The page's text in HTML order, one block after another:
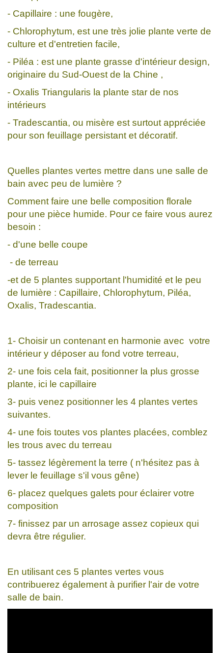
- Capillaire : une fougère,
- Chlorophytum, est une très jolie plante verte de
culture et d'entretien facile,
- Piléa : est une plante grasse d'intérieur design,
originaire du Sud-Ouest de la Chine ,
- Oxalis Triangularis la plante star de nos
intérieurs
- Tradescantia, ou misère est surtout appréciée
pour son feuillage persistant et décoratif.
Quelles plantes vertes mettre dans une salle de
bain avec peu de lumière ?
Comment faire une belle composition florale
pour une pièce humide. Pour ce faire vous aurez
besoin :
- d'une belle coupe
- de terreau
-et de 5 plantes supportant l'humidité et le peu
de lumière : Capillaire, Chlorophytum, Piléa,
Oxalis, Tradescantia.
1- Choisir un contenant en harmonie avec votre
intérieur y déposer au fond votre terreau,
2- une fois cela fait, positionner la plus grosse
plante, ici le capillaire
3- puis venez positionner les 4 plantes vertes
suivantes.
4- une fois toutes vos plantes placées, comblez
les trous avec du terreau
5- tassez légèrement la terre ( n'hésitez pas à
lever le feuillage s'il vous gêne)
6- placez quelques galets pour éclairer votre
composition
7- finissez par un arrosage assez copieux qui
devra être régulier.
En utilisant ces 5 plantes vertes vous
contribuerez également à purifier l'air de votre
salle de bain.